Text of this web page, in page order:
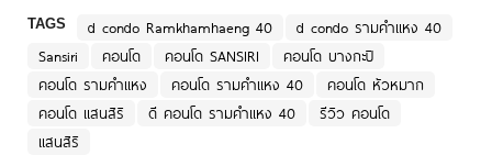
TAGS d condo Ramkhamhaeng 40
d condo รามคำแหง 40
Sansiri
คอนโด คอนโด SANSIRI
คอนโด บางกะปิ
คอนโด รามคำแหง
คอนโด รามคำแหง 40
คอนโด หัวหมาก
คอนโด แสนสิริ
ดี คอนโด รามคำแหง 40
รีวิว คอนโด
แสนสิริ